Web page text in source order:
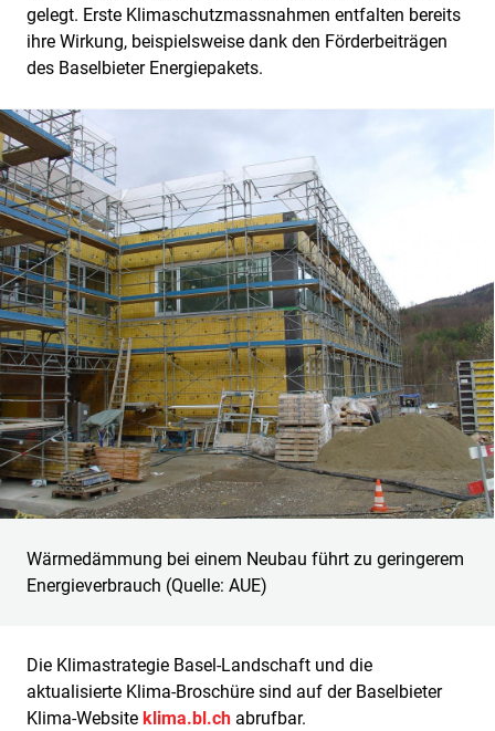
gelegt. Erste Klimaschutzmassnahmen entfalten bereits
ihre Wirkung, beispielsweise dank den Förderbeiträgen
des Baselbieter Energiepakets.
Wärmedämmung bei einem Neubau führt zu geringerem
Energieverbrauch (Quelle: AUE)
Die Klimastrategie Basel-Landschaft und die
aktualisierte Klima-Broschüre sind auf der Baselbieter
Klima-Website klima.bl.ch abrufbar.